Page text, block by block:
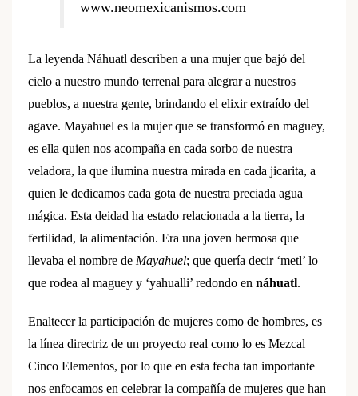
www.neomexicanismos.com
La leyenda Náhuatl describen a una mujer que bajó del
cielo a nuestro mundo terrenal para alegrar a nuestros
pueblos, a nuestra gente, brindando el elixir extraído del
agave. Mayahuel es la mujer que se transformó en maguey,
es ella quien nos acompaña en cada sorbo de nuestra
veladora, la que ilumina nuestra mirada en cada jicarita, a
quien le dedicamos cada gota de nuestra preciada agua
mágica. Esta deidad ha estado relacionada a la tierra, la
fertilidad, la alimentación. Era una joven hermosa que
llevaba el nombre de Mayahuel; que quería decir ‘metl’ lo
que rodea al maguey y ‘yahualli’ redondo en náhuatl.
Enaltecer la participación de mujeres como de hombres, es
la línea directriz de un proyecto real como lo es Mezcal
Cinco Elementos, por lo que en esta fecha tan importante
nos enfocamos en celebrar la compañía de mujeres que han